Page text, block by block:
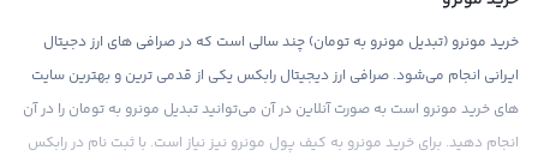
خرید مونرو (تبدیل مونرو به تومان) چند سالی است که در صرافی های ارز دجیتال
ایرانی انجام می‌شود. صرافی ارز دیجیتال رابکس یکی از قدمی ترین و بهترین سایت
های خرید مونرو است به صورت آنلاین در آن می‌توانید تبدیل مونرو به تومان را در آن
انجام دهید. برای خرید مونرو به کیف پول مونرو نیز نیاز است. با ثبت نام در رابکس